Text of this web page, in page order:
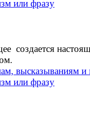
создается